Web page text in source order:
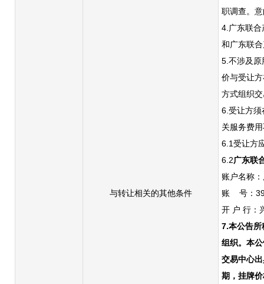
与转让相关的其他条件
职调查。
4.广东联合
和广东联
5.不涉及原
价与受让
方式组织
6.受让方须
关服务费
6.1受让方
6.2广东联
账户名称
账 号：
开 户 行：
7.本公告所
组织。本
交易中心
期，挂牌